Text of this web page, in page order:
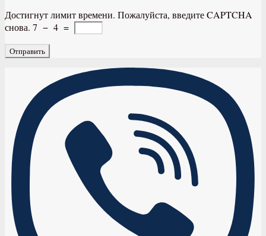
Достигнут лимит времени. Пожалуйста, введите CAPTCHA
снова. 7 − 4 =